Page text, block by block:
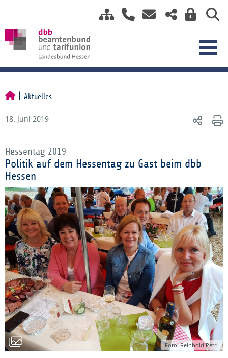
Aktuelles
18. Juni 2019
Hessentag 2019
Politik auf dem Hessentag zu Gast beim dbb
Hessen
Foto: Reinhold Petri